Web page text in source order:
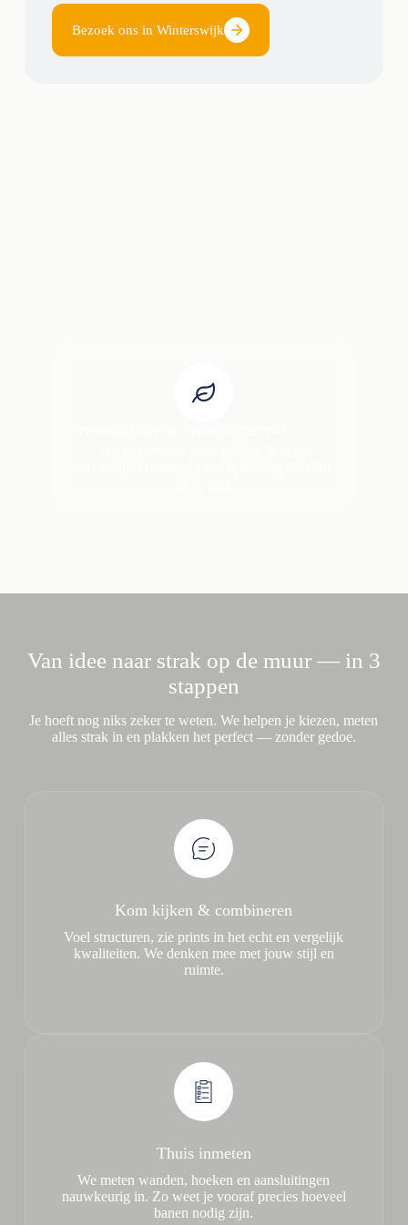
Bezoek ons in Winterswijk
Van idee naar strak op de muur — in 3
stappen
Je hoeft nog niks zeker te weten. We helpen je kiezen, meten
alles strak in en plakken het perfect — zonder gedoe.
Kom kijken & combineren
Voel structuren, zie prints in het echt en vergelijk
kwaliteiten. We denken mee met jouw stijl en
ruimte.
Thuis inmeten
We meten wanden, hoeken en aansluitingen
nauwkeurig in. Zo weet je vooraf precies hoeveel
banen nodig zijn.